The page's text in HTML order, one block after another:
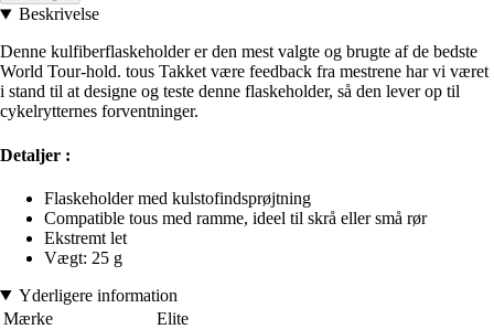
Beskrivelse
Denne kulfiberflaskeholder er den mest valgte og brugte af de bedste
World Tour-hold. tous Takket være feedback fra mestrene har vi været
i stand til at designe og teste denne flaskeholder, så den lever op til
cykelrytternes forventninger.
Detaljer :
Flaskeholder med kulstofindsprøjtning
Compatible tous med ramme, ideel til skrå eller små rør
Ekstremt let
Vægt: 25 g
Yderligere information
Mærke
Elite